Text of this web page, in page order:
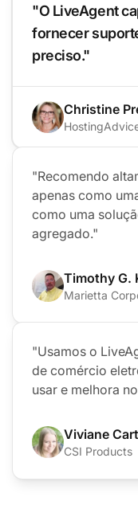
"O LiveAgent
fornecer
preciso."
Christine
"Recomendo
apenas como
como uma
agregado."
Timothy G.
Marietta
"Usamos o
de comércio
usar e melhora
Viviane
CSI Products